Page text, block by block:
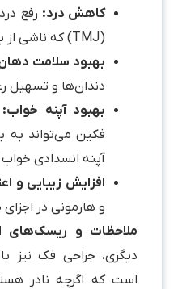
کاهش درد: رفع
(TMJ) که ناشی از بایت نامناسب است.
بهبود سلامت
دندان‌ها و تسهیل
بهبود آپنه خواب:
فکین می‌تواند به
آپنه انسدادی
افزایش زیبایی و
و هارمونی در
ملاحظات و ریسک‌های
دیگری، جراحی فک نیز
است که اگرچه نادر